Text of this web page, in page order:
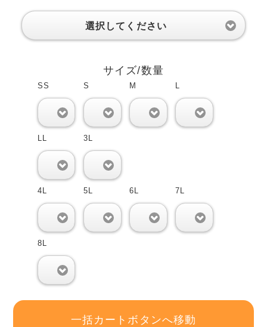
選択してください
サイズ/数量
SS S M L
LL 3L
4L 5L 6L 7L
8L
一括カートボタンへ移動